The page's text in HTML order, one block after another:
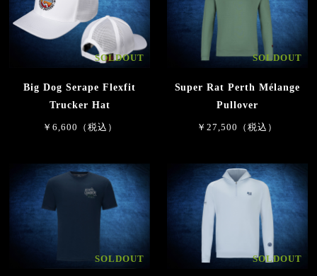
SOLDOUT
Big Dog Serape Flexfit
Trucker Hat
￥6,600（税込）
SOLDOUT
Super Rat Perth Mélange
Pullover
￥27,500（税込）
SOLDOUT SOLDOUT